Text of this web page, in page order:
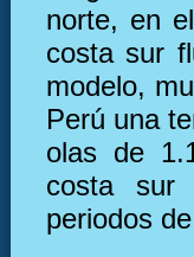
norte, en
costa sur
modelo,
Perú una
olas de
costa sur
periodos